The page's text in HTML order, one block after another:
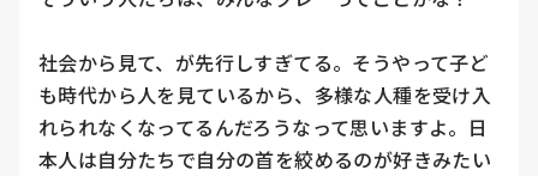
社会から見て、が先行しすぎてる。そうやって子ど
も時代から人を見ているから、多様な人種を受け入
れられなくなってるんだろうなって思いますよ。日
本人は自分たちで自分の首を絞めるのが好きみたい